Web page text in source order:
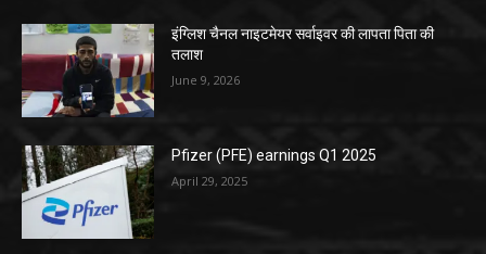
इंग्लिश चैनल नाइटमेयर सर्वाइवर की लापता पिता की
तलाश
June 9, 2026
Pfizer (PFE) earnings Q1 2025
April 29, 2025